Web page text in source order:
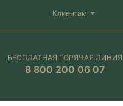
Клиентам
БЕСПЛАТНАЯ ГОРЯЧАЯ ЛИНИЯ
8 800 200 06 07